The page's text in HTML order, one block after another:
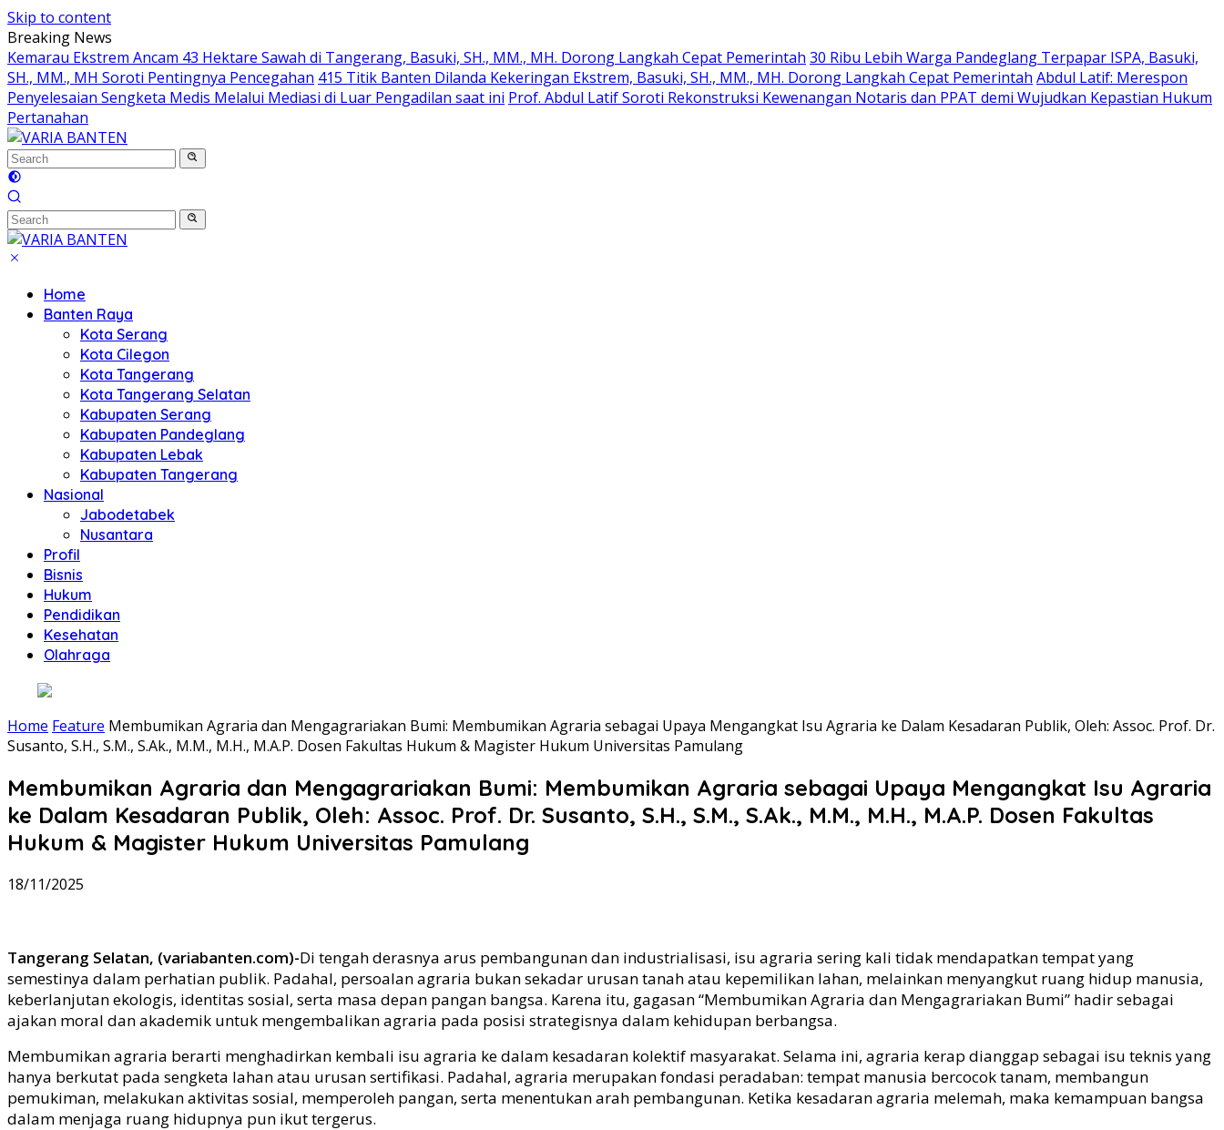
Skip to content
Breaking News
Kemarau Ekstrem Ancam 43 Hektare Sawah di Tangerang, Basuki, SH., MM., MH. Dorong Langkah Cepat Pemerintah 30 Ribu Lebih Warga Pandeglang Terpapar ISPA, Basuki,
SH., MM., MH Soroti Pentingnya Pencegahan 415 Titik Banten Dilanda Kekeringan Ekstrem, Basuki, SH., MM., MH. Dorong Langkah Cepat Pemerintah Abdul Latif: Merespon
Penyelesaian Sengketa Medis Melalui Mediasi di Luar Pengadilan saat ini Prof. Abdul Latif Soroti Rekonstruksi Kewenangan Notaris dan PPAT demi Wujudkan Kepastian Hukum
Pertanahan
Home
Banten Raya
Kota Serang
Kota Cilegon
Kota Tangerang
Kota Tangerang Selatan
Kabupaten Serang
Kabupaten Pandeglang
Kabupaten Lebak
Kabupaten Tangerang
Nasional
Jabodetabek
Nusantara
Profil
Bisnis
Hukum
Pendidikan
Kesehatan
Olahraga
Home Feature Membumikan Agraria dan Mengagrariakan Bumi: Membumikan Agraria sebagai Upaya Mengangkat Isu Agraria ke Dalam Kesadaran Publik, Oleh: Assoc. Prof. Dr.
Susanto, S.H., S.M., S.Ak., M.M., M.H., M.A.P. Dosen Fakultas Hukum & Magister Hukum Universitas Pamulang
Membumikan Agraria dan Mengagrariakan Bumi: Membumikan Agraria sebagai Upaya Mengangkat Isu Agraria
ke Dalam Kesadaran Publik, Oleh: Assoc. Prof. Dr. Susanto, S.H., S.M., S.Ak., M.M., M.H., M.A.P. Dosen Fakultas
Hukum & Magister Hukum Universitas Pamulang
18/11/2025
Tangerang Selatan, (variabanten.com)-Di tengah derasnya arus pembangunan dan industrialisasi, isu agraria sering kali tidak mendapatkan tempat yang
semestinya dalam perhatian publik. Padahal, persoalan agraria bukan sekadar urusan tanah atau kepemilikan lahan, melainkan menyangkut ruang hidup manusia,
keberlanjutan ekologis, identitas sosial, serta masa depan pangan bangsa. Karena itu, gagasan “Membumikan Agraria dan Mengagrariakan Bumi” hadir sebagai
ajakan moral dan akademik untuk mengembalikan agraria pada posisi strategisnya dalam kehidupan berbangsa.
Membumikan agraria berarti menghadirkan kembali isu agraria ke dalam kesadaran kolektif masyarakat. Selama ini, agraria kerap dianggap sebagai isu teknis yang
hanya berkutat pada sengketa lahan atau urusan sertifikasi. Padahal, agraria merupakan fondasi peradaban: tempat manusia bercocok tanam, membangun
pemukiman, melakukan aktivitas sosial, memperoleh pangan, serta menentukan arah pembangunan. Ketika kesadaran agraria melemah, maka kemampuan bangsa
dalam menjaga ruang hidupnya pun ikut tergerus.